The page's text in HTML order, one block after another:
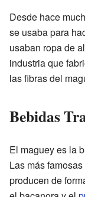
Desde hace
se usaba para
usaban ropa de
industria que
las fibras del
Bebidas
El maguey es la
Las más
producen de